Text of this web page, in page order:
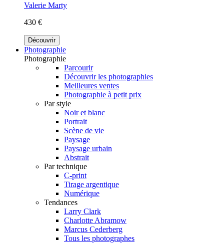
Valerie Marty
430 €
Découvrir
Photographie
Photographie
Parcourir
Découvrir les photographies
Meilleures ventes
Photographie à petit prix
Par style
Noir et blanc
Portrait
Scène de vie
Paysage
Paysage urbain
Abstrait
Par technique
C-print
Tirage argentique
Numérique
Tendances
Larry Clark
Charlotte Abramow
Marcus Cederberg
Tous les photographes